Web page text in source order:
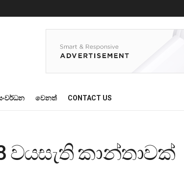
වෙනත් CONTACT US
වයසැති කාන්තාවක්